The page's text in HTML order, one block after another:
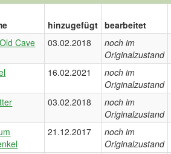
hinzugefügt bearbeitet
Cave
03.02.2018
noch im
Originalzustand
16.02.2021
noch im
Originalzustand
03.02.2018
noch im
Originalzustand
21.12.2017
noch im
Originalzustand